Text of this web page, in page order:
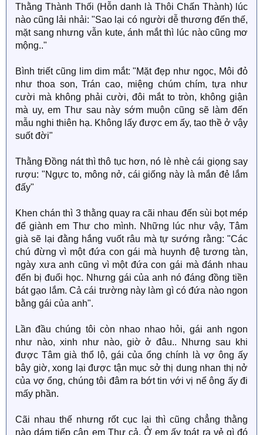
Thằng Thành Thối (Hỗn danh là Thôi Chấn Thành) lúc
nào cũng lải nhải: "Sao lại có người dễ thương đến thế,
mặt sang nhưng vẫn kute, ánh mắt thì lúc nào cũng mơ
mộng.."
Bình triết cũng lim dim mắt: "Mặt đẹp như ngọc, Môi đỏ
như thoa son, Trán cao, miệng chúm chím, tựa như
cười mà không phải cười, đôi mắt to tròn, không giận
mà uy, em Thư sau này sớm muộn cũng sẽ làm đến
mẫu nghi thiên hạ. Không lấy được em ấy, tao thề ở vậy
suốt đời"
Thằng Đồng nát thì thô tục hơn, nó lè nhè cái giọng say
rượu: "Ngực to, mông nở, cái giống này là mắn đẻ lắm
đấy"
Khen chán thì 3 thằng quay ra cãi nhau đến sùi bọt mép
để giành em Thư cho mình. Những lúc như vậy, Tâm
già sẽ lại đằng hắng vuốt râu mà tự sướng rằng: "Các
chú đừng vì một đứa con gái mà huynh đệ tương tàn,
ngày xưa anh cũng vì một đứa con gái mà đánh nhau
đến bị đuổi học. Nhưng gái của anh nó đáng đồng tiền
bát gạo lắm. Cả cái trường này làm gì có đứa nào ngon
bằng gái của anh".
Lần đầu chúng tôi còn nhao nhao hỏi, gái anh ngon
như nào, xinh như nào, giờ ở đâu.. Nhưng sau khi
được Tâm già thổ lộ, gái của ổng chính là vợ ông ấy
bây giờ, xong lại được tận mục sở thị dung nhan thị nở
của vợ ổng, chúng tôi đâm ra bớt tin với vị nể ông ấy đi
mấy phần.
Cãi nhau thế nhưng rốt cục lại thì cũng chẳng thằng
nào dám tiếp cận em Thư cả. Ở em ấy toát ra vẻ gì đó